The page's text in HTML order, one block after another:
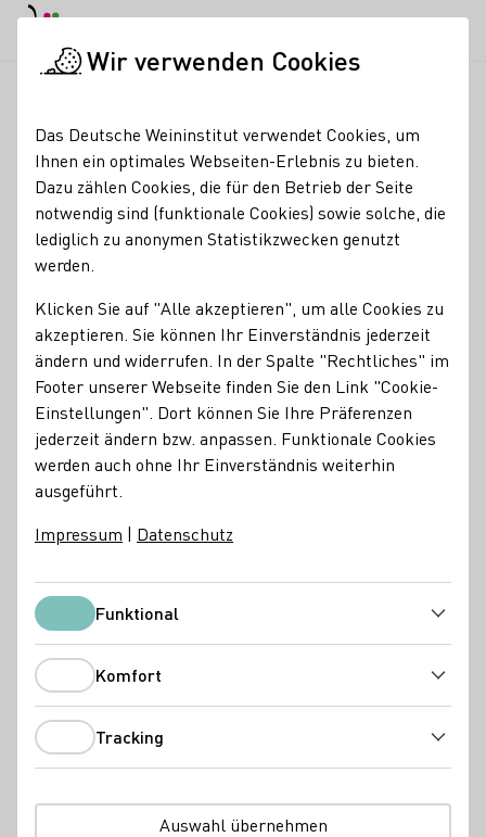
Wein(ver)führung
Registrierung erforderlich
Wandern Sie mit uns durch die Weinberge von Oestrich-
Winkel und verkosten Sie die Weine gleich dort wo sie
wachsen. Erfahren Sie Details über die Arbeit im Weinberg,
im Keller und wie die Trauben zu exzellenten Weinen
ausgebaut werden. Zur Mittagszeit verwöhnen wir Sie mit
Leckereien aus der Gutsküche mitten im Rebenmeer.
Genießen Sie kalte und warmen Speisen an einem
großartigen Aussichtspunkt mit Blick über unsere Region.
Verpassen Sie nicht dieses Wandererlebnis. Die
Wegstrecke beträgt etwa 7 km und beginnt mit einem
Sektempfang in unserem Weingut.
45,00
Kulinarik Natur
WeinWanderWochenende
Weingut Bickelmaier, Rheingaustraße 7, 65375
Wir verwenden Cookies
Das Deutsche Weininstitut verwendet Cookies, um
Ihnen ein optimales Webseiten-Erlebnis zu bieten.
Dazu zählen Cookies, die für den Betrieb der Seite
notwendig sind (funktionale Cookies) sowie solche, die
lediglich zu anonymen Statistikzwecken genutzt
werden.
Klicken Sie auf "Alle akzeptieren", um alle Cookies zu
akzeptieren. Sie können Ihr Einverständnis jederzeit
ändern und widerrufen. In der Spalte "Rechtliches" im
Footer unserer Webseite finden Sie den Link "Cookie-
Einstellungen". Dort können Sie Ihre Präferenzen
jederzeit ändern bzw. anpassen. Funktionale Cookies
werden auch ohne Ihr Einverständnis weiterhin
ausgeführt.
Impressum | Datenschutz
FunktionalFunktional
Komfort
Tracking
Auswahl übernehmen